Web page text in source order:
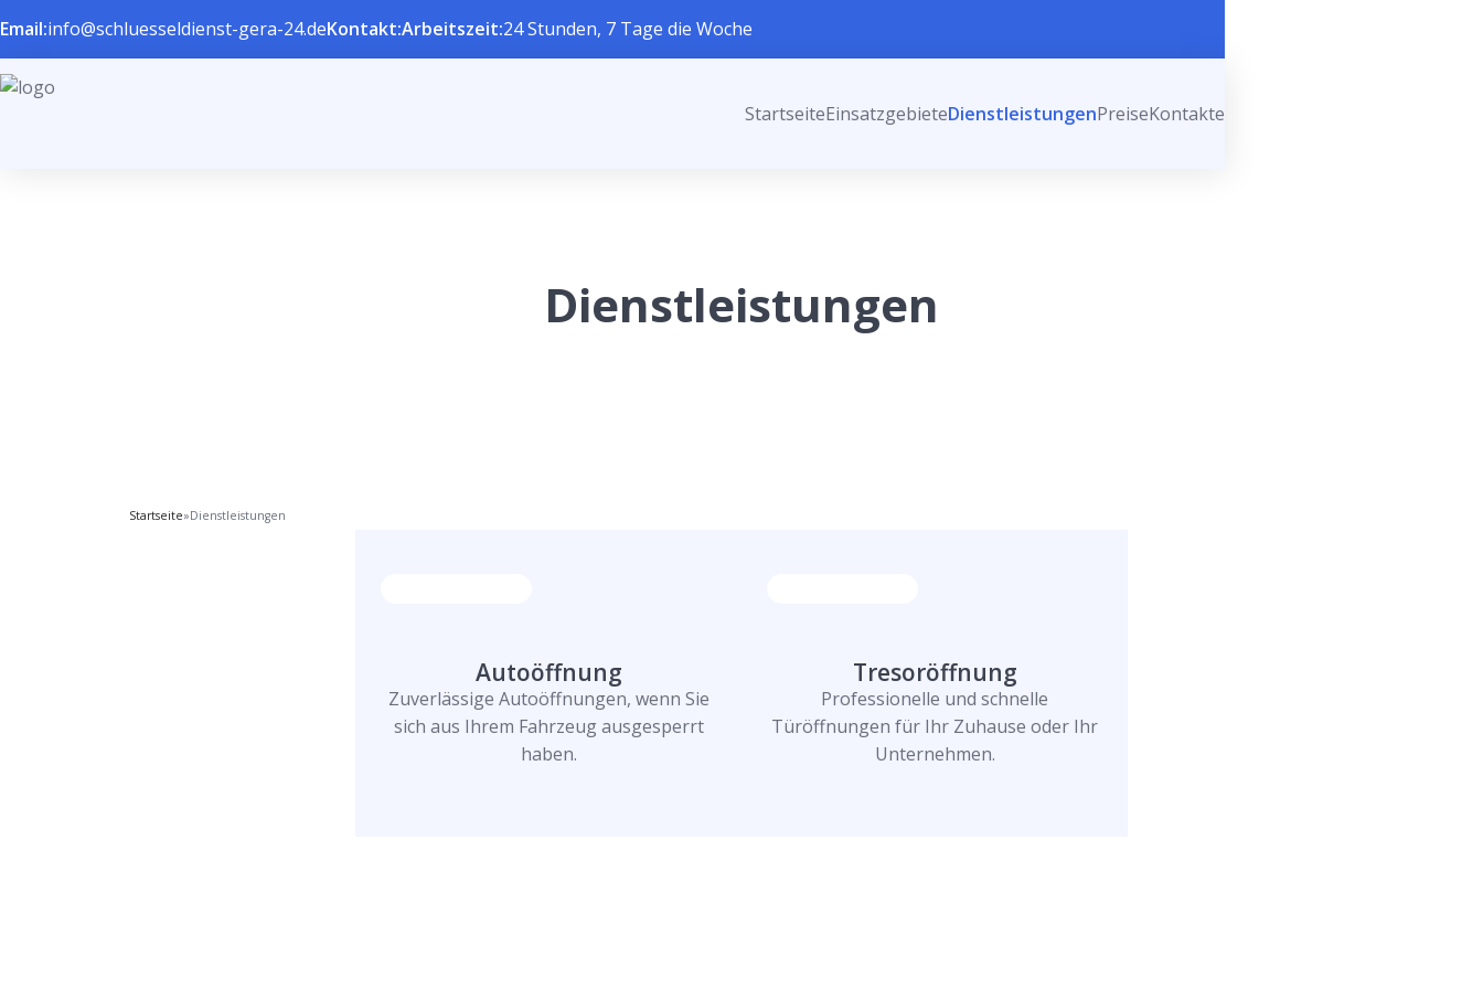
Email:info@schluesseldienst-gera-24.deKontakt:Arbeitszeit:24 Stunden, 7 Tage die Woche
StartseiteEinsatzgebieteDienstleistungenPreiseKontakte
Dienstleistungen
Startseite»Dienstleistungen
Autoöffnung
Zuverlässige Autoöffnungen, wenn Sie
sich aus Ihrem Fahrzeug ausgesperrt
haben.
Tresoröffnung
Professionelle und schnelle
Türöffnungen für Ihr Zuhause oder Ihr
Unternehmen.